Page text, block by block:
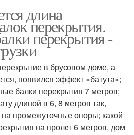
длина
перекрытия.
перекрытия -
в брусовом доме, а
появился эффект «батута»;
балки перекрытия 7 метров;
длиной в 6, 8 метров так,
на промежуточные опоры; какой
на пролет 6 метров, дом